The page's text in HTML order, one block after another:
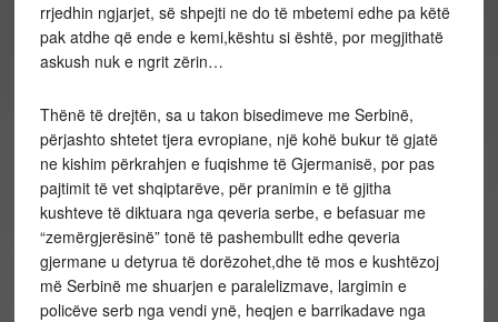
rrjedhin ngjarjet, së shpejti ne do të mbetemi edhe pa këtë
pak atdhe që ende e kemi,kështu si është, por megjithatë
askush nuk e ngrit zërin…
Thënë të drejtën, sa u takon bisedimeve me Serbinë,
përjashto shtetet tjera evropiane, një kohë bukur të gjatë
ne kishim përkrahjen e fuqishme të Gjermanisë, por pas
pajtimit të vet shqiptarëve, për pranimin e të gjitha
kushteve të diktuara nga qeveria serbe, e befasuar me
“zemërgjerësinë” tonë të pashembullt edhe qeveria
gjermane u detyrua të dorëzohet,dhe të mos e kushtëzoj
më Serbinë me shuarjen e paralelizmave, largimin e
policëve serb nga vendi ynë, heqjen e barrikadave nga